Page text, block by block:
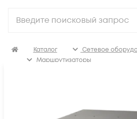
Каталог
Сетевое
Маршрутизаторы